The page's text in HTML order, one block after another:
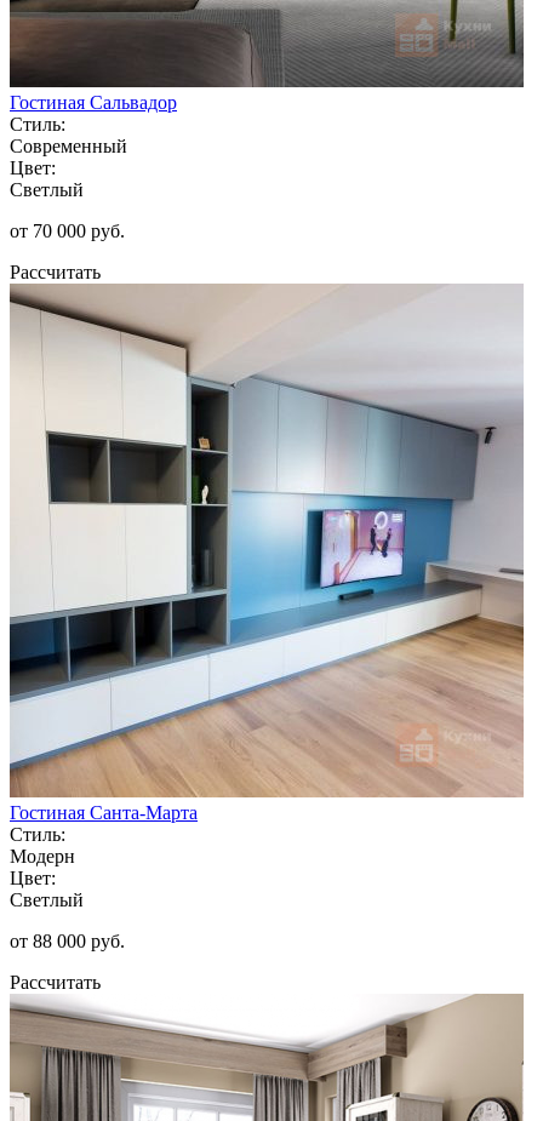
Гостиная Сальвадор
Стиль:
Современный
Цвет:
Светлый
от 70 000 руб.
Рассчитать
Гостиная Санта-Марта
Стиль:
Модерн
Цвет:
Светлый
от 88 000 руб.
Рассчитать